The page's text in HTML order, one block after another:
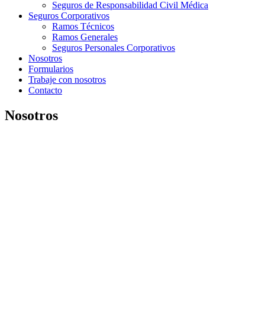
Seguros de Responsabilidad Civil Médica
Seguros Corporativos
Ramos Técnicos
Ramos Generales
Seguros Personales Corporativos
Nosotros
Formularios
Trabaje con nosotros
Contacto
Nosotros